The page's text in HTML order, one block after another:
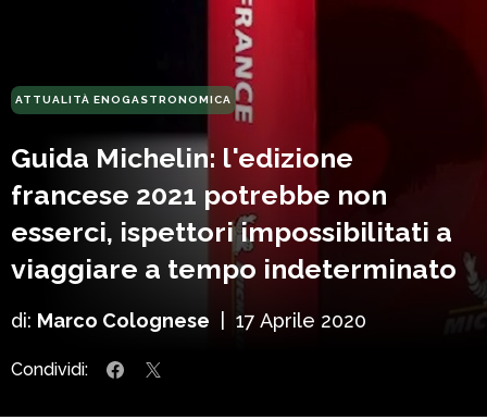
ATTUALITÀ ENOGASTRONOMICA
Guida Michelin: l'edizione
francese 2021 potrebbe non
esserci, ispettori impossibilitati a
viaggiare a tempo indeterminato
di: Marco Colognese 17 Aprile 2020
Condividi: